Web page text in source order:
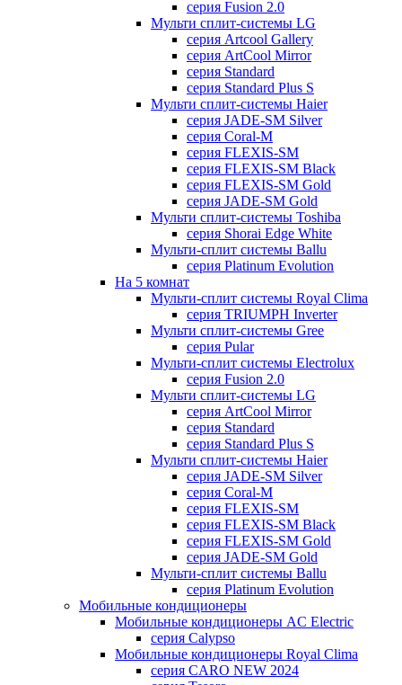
серия Fusion 2.0
Мульти сплит-системы LG
серия Artcool Gallery
серия ArtCool Mirror
серия Standard
серия Standard Plus S
Мульти сплит-системы Haier
серия JADE-SM Silver
серия Coral-M
серия FLEXIS-SM
серия FLEXIS-SM Black
серия FLEXIS-SM Gold
серия JADE-SM Gold
Мульти сплит-системы Toshiba
серия Shorai Edge White
Мульти-сплит системы Ballu
серия Platinum Evolution
На 5 комнат
Мульти-сплит системы Royal Clima
серия TRIUMPH Inverter
Мульти сплит-системы Gree
серия Pular
Мульти-сплит системы Electrolux
серия Fusion 2.0
Мульти сплит-системы LG
серия ArtCool Mirror
серия Standard
серия Standard Plus S
Мульти сплит-системы Haier
серия JADE-SM Silver
серия Coral-M
серия FLEXIS-SM
серия FLEXIS-SM Black
серия FLEXIS-SM Gold
серия JADE-SM Gold
Мульти-сплит системы Ballu
серия Platinum Evolution
Мобильные кондиционеры
Мобильные кондиционеры AC Electric
серия Calypso
Мобильные кондиционеры Royal Clima
серия CARO NEW 2024